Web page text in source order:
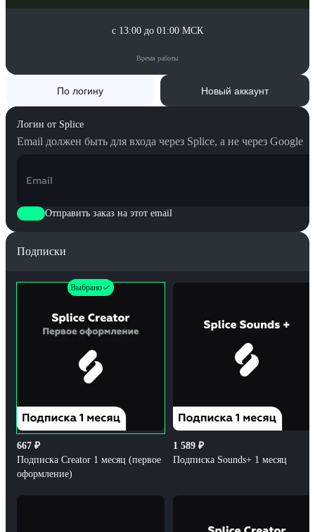
с 13:00 до 01:00 МСК
Время работы
По логину Новый аккаунт
Логин от Splice
Email должен быть для входа через Splice, а не через Google
Email
Отправить заказ на этот email
Подписки
Выбрано
667 ₽
Подписка Creator 1 месяц (первое
оформление)
1 589 ₽
Подписка Sounds+ 1 месяц